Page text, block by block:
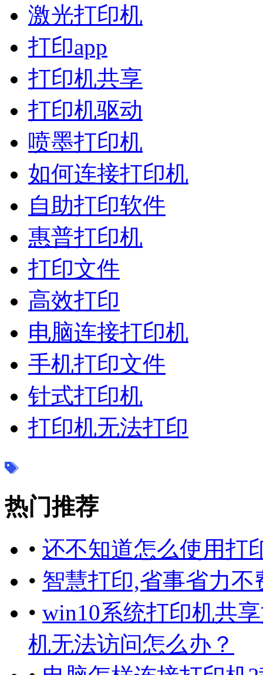
激光打印机
打印app
打印机共享
打印机驱动
喷墨打印机
如何连接打印机
自助打印软件
惠普打印机
打印文件
高效打印
电脑连接打印机
手机打印文件
针式打印机
打印机无法打印
热门推荐
• 还不知道怎么使用打
• 智慧打印,省事省力不
• win10系统打印机共
机无法访问怎么办？